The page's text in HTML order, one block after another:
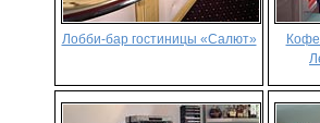
Лобби-бар гостиницы «Салют»